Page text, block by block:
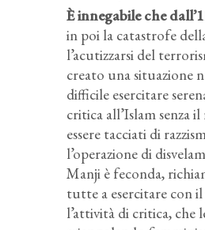
È innegabile che
in poi la catastrofe
l’acutizzarsi del
creato una situazione
difficile esercitare
critica all’Islam senza
essere tacciati di
l’operazione di
Manji è feconda,
tutte a esercitare con il
l’attività di critica, che